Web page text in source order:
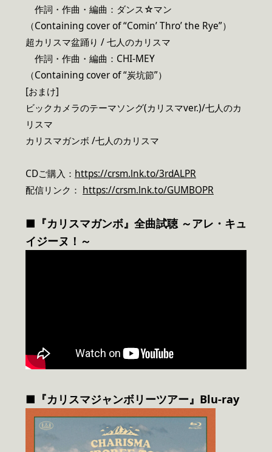
作詞・作曲・編曲：ダンス☆マン
（Containing cover of “Comin’ Thro’ the Rye”）
超カリスマ盆踊り / 七人のカリスマ
作詞・作曲・編曲：CHI-MEY
（Containing cover of “炭坑節”）
[おまけ]
ビックカメラのテーマソング(カリスマver.)/七人のカ
リスマ
カリスマガンボ /七人のカリスマ
CDご購入： https://crsm.lnk.to/3rdALPR
配信リンク： https://crsm.lnk.to/GUMBOPR
■『カリスマガンボ』全曲試聴 ～アレ・キュ
イジーヌ！～
■『カリスマジャンボリーツアー』Blu-ray